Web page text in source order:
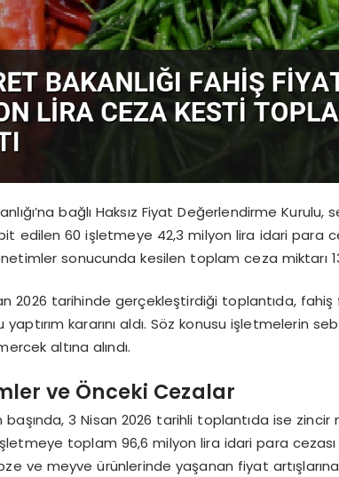
bağlı Haksız Fiyat Değerlendirme
edilen 60 işletmeye 42,3 milyon lira idari para
sonucunda kesilen toplam ceza miktarı
2026 tarihinde gerçekleştirdiği toplantıda, fahiş
yaptırım kararını aldı. Söz konusu işletmelerin
altına alındı.
ve Önceki Cezalar
başında, 3 Nisan 2026 tarihli toplantıda ise
toplam 96,6 milyon lira idari para
ve meyve ürünlerinde yaşanan fiyat